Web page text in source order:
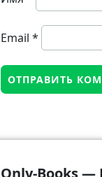
Email *
Only-Books